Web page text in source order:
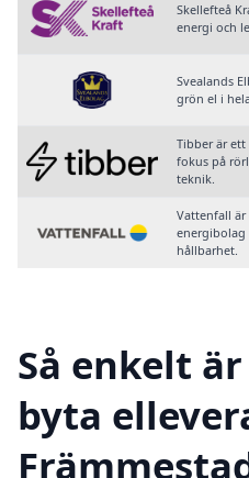
Skellefteå
energi och
Svealands
grön el i
Tibber är
fokus på
teknik.
Vattenfall är
energibolag
hållbarhet.
Så enkelt
byta